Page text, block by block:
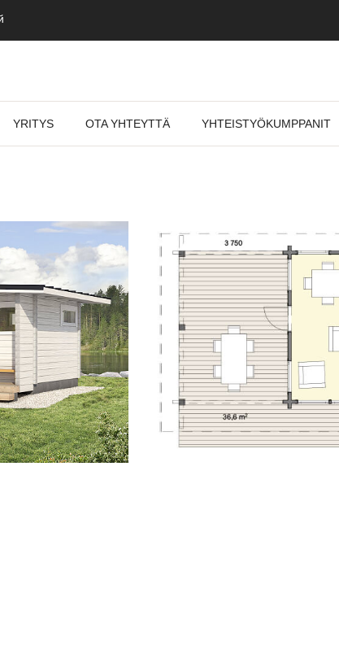
YRITYS OTA YHTEYTTÄ YHTEISTYÖKUMPPANIT